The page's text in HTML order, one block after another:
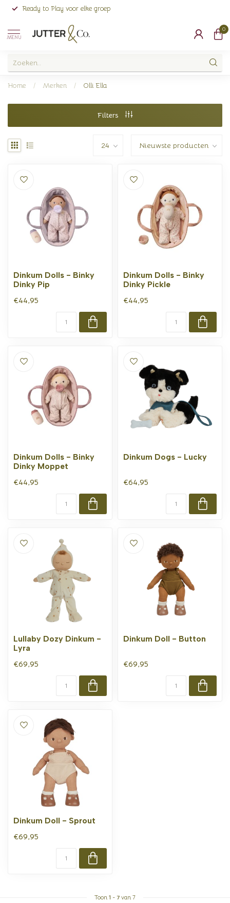
Ready to Play voor elke groep
MENU
0
Home / Merken / Olli Ella
Filters
Dinkum Dolls - Binky
Dinky Pip
€44,95
Dinkum Dolls - Binky
Dinky Pickle
€44,95
Dinkum Dolls - Binky
Dinky Moppet
€44,95
Dinkum Dogs - Lucky
€64,95
Lullaby Dozy Dinkum -
Lyra
€69,95
Dinkum Doll - Button
€69,95
Dinkum Doll - Sprout
€69,95
Toon 1 - 7 van 7